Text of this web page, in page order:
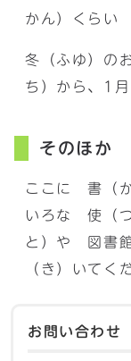
かん）くらい
冬（ふゆ）の
ち）から、1
そのほか
ここに 書（
いろな 使（
と）や 図書
（き）いてく
お問い合わせ